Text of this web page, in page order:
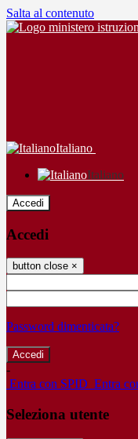
Salta al contenuto
Italiano
Italiano
Accedi
Accedi
button close ×
Password dimenticata?
-
Entra con SPID Entra
Seleziona utente